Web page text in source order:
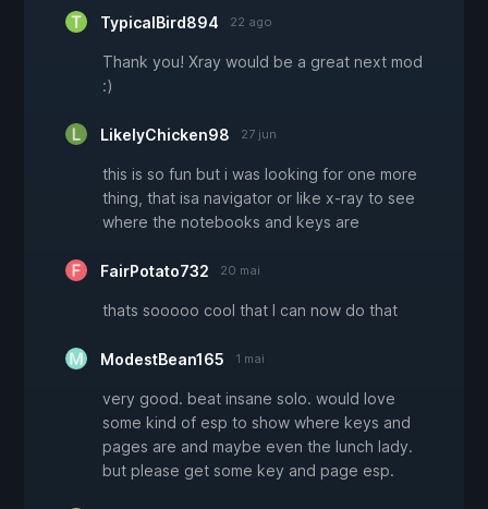
TypicalBird894 22 ago
Thank you! Xray would be a great next mod
:)
LikelyChicken98 27 jun
this is so fun but i was looking for one more
thing, that isa navigator or like x-ray to see
where the notebooks and keys are
FairPotato732 20 mai
thats sooooo cool that I can now do that
ModestBean165 1 mai
very good. beat insane solo. would love
some kind of esp to show where keys and
pages are and maybe even the lunch lady.
but please get some key and page esp.